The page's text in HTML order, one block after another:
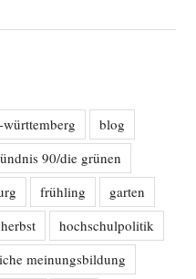
württemberg
blog
90/die grünen
frühling
garten
herbst
hochschulpolitik
meinungsbildung